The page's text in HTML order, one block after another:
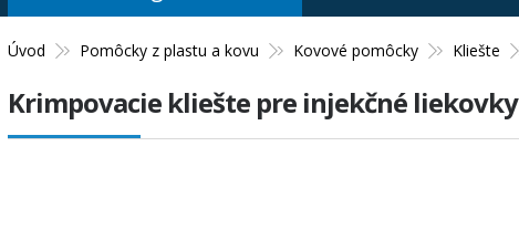
Úvod Pomôcky z plastu a kovu Kovové pomôcky Kliešte
Krimpovacie kliešte pre injekčné liekovky